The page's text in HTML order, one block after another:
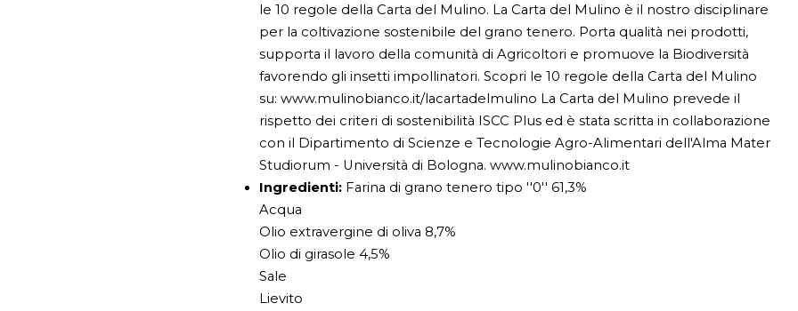
le 10 regole della Carta del Mulino. La Carta del Mulino è il nostro disciplinare
per la coltivazione sostenibile del grano tenero. Porta qualità nei prodotti,
supporta il lavoro della comunità di Agricoltori e promuove la Biodiversità
favorendo gli insetti impollinatori. Scopri le 10 regole della Carta del Mulino
su: www.mulinobianco.it/lacartadelmulino La Carta del Mulino prevede il
rispetto dei criteri di sostenibilità ISCC Plus ed è stata scritta in collaborazione
con il Dipartimento di Scienze e Tecnologie Agro-Alimentari dell'Alma Mater
Studiorum - Università di Bologna. www.mulinobianco.it
Ingredienti: Farina di grano tenero tipo ''0'' 61,3%
Acqua
Olio extravergine di oliva 8,7%
Olio di girasole 4,5%
Sale
Lievito